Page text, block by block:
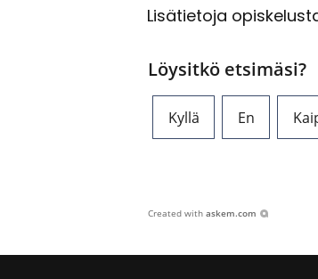
Li­sä­tie­to­ja
Löysitkö etsimäsi?
Kyllä En
Created with askem.com